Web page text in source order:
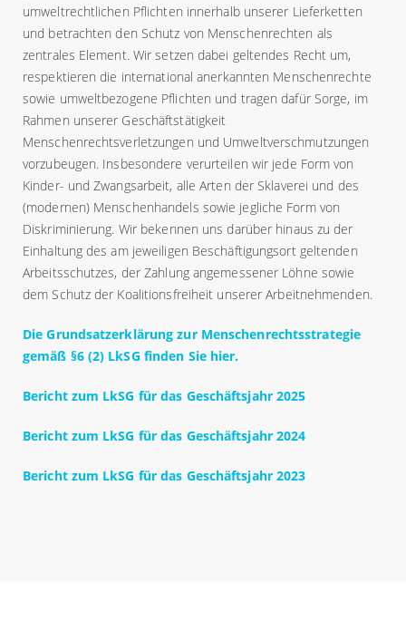
umweltrechtlichen Pflichten innerhalb unserer Lieferketten
und betrachten den Schutz von Menschenrechten als
zentrales Element. Wir setzen dabei geltendes Recht um,
respektieren die international anerkannten Menschenrechte
sowie umweltbezogene Pflichten und tragen dafür Sorge, im
Rahmen unserer Geschäftstätigkeit
Menschenrechtsverletzungen und Umweltverschmutzungen
vorzubeugen. Insbesondere verurteilen wir jede Form von
Kinder- und Zwangsarbeit, alle Arten der Sklaverei und des
(modernen) Menschenhandels sowie jegliche Form von
Diskriminierung. Wir bekennen uns darüber hinaus zu der
Einhaltung des am jeweiligen Beschäftigungsort geltenden
Arbeitsschutzes, der Zahlung angemessener Löhne sowie
dem Schutz der Koalitionsfreiheit unserer Arbeitnehmenden.
Die Grundsatzerklärung zur Menschenrechtsstrategie
gemäß §6 (2) LkSG finden Sie hier.
Bericht zum LkSG für das Geschäftsjahr 2025
Bericht zum LkSG für das Geschäftsjahr 2024
Bericht zum LkSG für das Geschäftsjahr 2023